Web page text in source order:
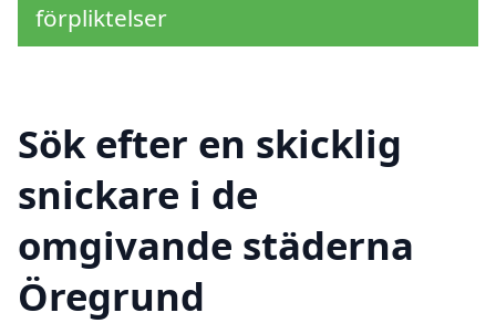
förpliktelser
Sök efter en skicklig
snickare i de
omgivande städerna
Öregrund